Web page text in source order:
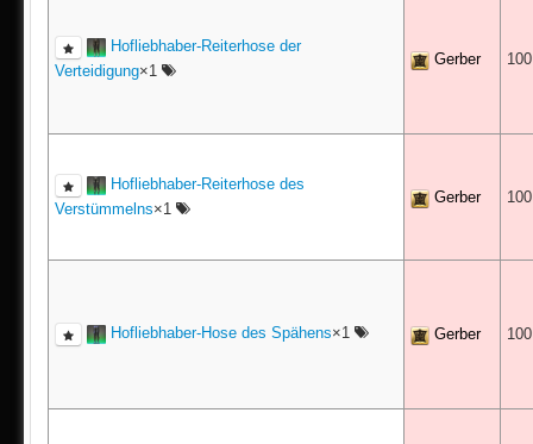
Hofliebhaber-Reiterhose der
Verteidigung×1
Gerber
Hofliebhaber-Reiterhose des
Verstümmelns×1
Gerber
Hofliebhaber-Hose des Spähens×1 Gerber